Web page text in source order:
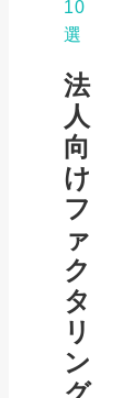
10
選
法
人
向
け
フ
ァ
ク
タ
リ
ン